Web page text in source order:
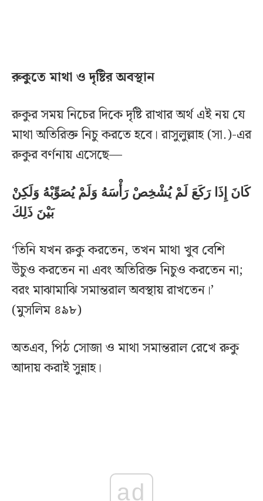
রুকুতে মাথা ও দৃষ্টির অবস্থান
রুকুর সময় নিচের দিকে দৃষ্টি রাখার অর্থ এই নয় যে
মাথা অতিরিক্ত নিচু করতে হবে। রাসুলুল্লাহ (সা.)-এর
রুকুর বর্ণনায় এসেছে—
كَانَ إِذَا رَكَعَ لَمْ يُشْخِصْ رَأْسَهُ وَلَمْ يُصَوِّبْهُ وَلَكِنْ
بَيْنَ ذَلِكَ
‘তিনি যখন রুকু করতেন, তখন মাথা খুব বেশি
উঁচুও করতেন না এবং অতিরিক্ত নিচুও করতেন না;
বরং মাঝামাঝি সমান্তরাল অবস্থায় রাখতেন।’
(মুসলিম ৪৯৮)
অতএব, পিঠ সোজা ও মাথা সমান্তরাল রেখে রুকু
আদায় করাই সুন্নাহ।
ad